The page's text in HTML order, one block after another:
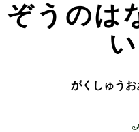
ぞうのは
がくしゅう